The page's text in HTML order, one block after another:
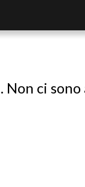
Non ci